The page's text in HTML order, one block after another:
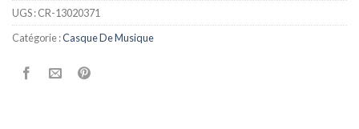
UGS :CR-13020371
Catégorie :Casque De Musique